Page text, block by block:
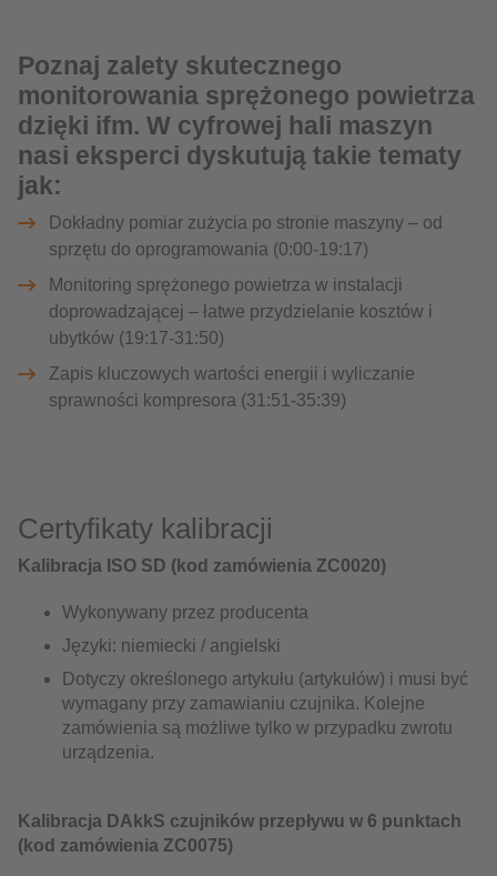
Poznaj zalety skutecznego
monitorowania sprężonego powietrza
dzięki ifm. W cyfrowej hali maszyn
nasi eksperci dyskutują takie tematy
jak:
Dokładny pomiar zużycia po stronie maszyny – od
sprzętu do oprogramowania (0:00-19:17)
Monitoring sprężonego powietrza w instalacji
doprowadzającej – łatwe przydzielanie kosztów i
ubytków (19:17-31:50)
Zapis kluczowych wartości energii i wyliczanie
sprawności kompresora (31:51-35:39)
Certyfikaty kalibracji
Kalibracja ISO SD (kod zamówienia ZC0020)
Wykonywany przez producenta
Języki: niemiecki / angielski
Dotyczy określonego artykułu (artykułów) i musi być
wymagany przy zamawianiu czujnika. Kolejne
zamówienia są możliwe tylko w przypadku zwrotu
urządzenia.
Kalibracja DAkkS czujników przepływu w 6 punktach
(kod zamówienia ZC0075)